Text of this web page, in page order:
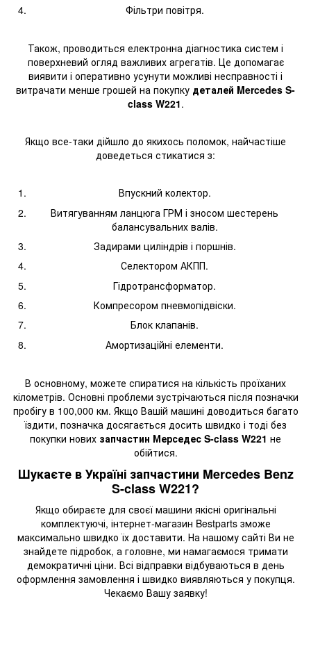
Фільтри повітря.
Також, проводиться електронна діагностика систем і
поверхневий огляд важливих агрегатів. Це допомагає
виявити і оперативно усунути можливі несправності і
витрачати менше грошей на покупку деталей Mercedes S-
class W221.
Якщо все-таки дійшло до якихось поломок, найчастіше
доведеться стикатися з:
Впускний колектор.
Витягуванням ланцюга ГРМ і зносом шестерень
балансувальних валів.
Задирами циліндрів і поршнів.
Селектором АКПП.
Гідротрансформатор.
Компресором пневмопідвіски.
Блок клапанів.
Амортизаційні елементи.
В основному, можете спиратися на кількість проїханих
кілометрів. Основні проблеми зустрічаються після позначки
пробігу в 100,000 км. Якщо Вашій машині доводиться багато
їздити, позначка досягається досить швидко і тоді без
покупки нових запчастин Мерседес S-class W221 не
обійтися.
Шукаєте в Україні запчастини Mercedes Benz
S-class W221?
Якщо обираєте для своєї машини якісні оригінальні
комплектуючі, інтернет-магазин Bestparts зможе
максимально швидко їх доставити. На нашому сайті Ви не
знайдете підробок, а головне, ми намагаємося тримати
демократичні ціни. Всі відправки відбуваються в день
оформлення замовлення і швидко виявляються у покупця.
Чекаємо Вашу заявку!